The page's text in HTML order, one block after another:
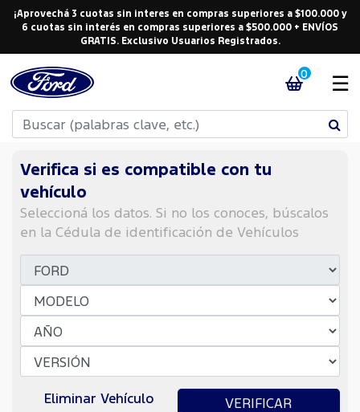
¡Aprovechá 3 cuotas sin interes en compras superiores a $100.000 y
6 cuotas sin interés en compras superiores a $500.000 + ENVÍOS
GRATIS. Exclusivo Usuarios Registrados.
0 ☰
Verifica si es compatible con tu
vehículo
Seleccioná los datos. Si no los conoces, búscalos
en la Cédula de identificación de Vehículos
Eliminar Vehículo VERIFICAR